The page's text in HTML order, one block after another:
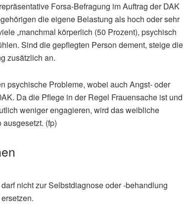
Forsa-Befragung im Auftrag der DAK
die eigene Belastung als hoch oder sehr
„manchmal körperlich (50 Prozent), psychisch
Sind die gepflegten Person dement, steige die
zusätzlich an.
psychische Probleme, wobei auch Angst- oder
Da die Pflege in der Regel Frauensache ist und
weniger engagieren, wird das weibliche
(fp)
nicht zur Selbstdiagnose oder -behandlung